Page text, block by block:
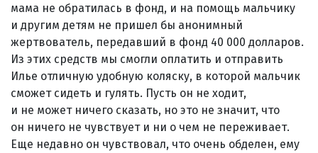
мама не обратилась в фонд, и на помощь мальчику
и другим детям не пришел бы анонимный
жертвователь, передавший в фонд 40 000 долларов.
Из этих средств мы смогли оплатить и отправить
Илье отличную удобную коляску, в которой мальчик
сможет сидеть и гулять. Пусть он не ходит,
и не может ничего сказать, но это не значит, что
он ничего не чувствует и ни о чем не переживает.
Еще недавно он чувствовал, что очень обделен, ему